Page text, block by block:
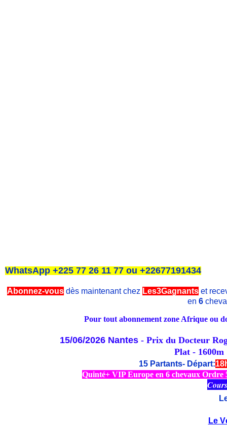
WhatsApp +225 77 26 11 77 ou +22677191434
Abonnez-vous dès maintenant chez Les3Gagnants et
en 6
Pour tout abonnement zone Afrique ou
15/06/2026 Nantes - Prix du Docteur
Plat - 1600m
15 Partants- Départ:18
Quinté+ VIP Europe en 6 chevaux Ordre
Le